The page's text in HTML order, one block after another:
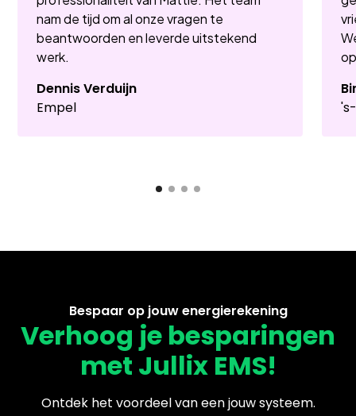
nam de tijd om al onze vragen te
beantwoorden en leverde uitstekend
werk.
Dennis Verduijn
Empel
Bespaar op jouw energierekening
Verhoog je besparingen
met Jullix EMS!
Ontdek het voordeel van een jouw systeem.